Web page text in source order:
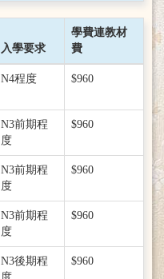
入學要求
學費連教材
費
N4程度 $960
N3前期程
度
$960
N3前期程
度
$960
N3前期程
度
$960
N3後期程
$960